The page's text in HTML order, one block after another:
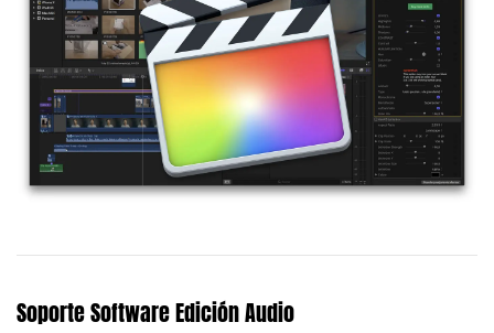
Soporte Software Edición Audio